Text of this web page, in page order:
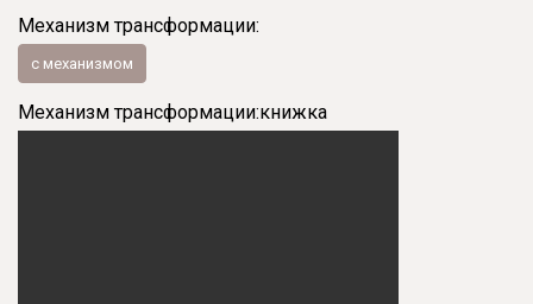
Механизм трансформации:
с механизмом
Механизм трансформации:книжка